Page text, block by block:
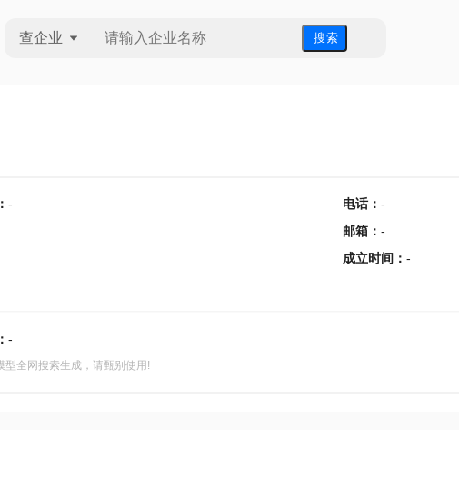
查企业 搜 索
- 电话： -
邮箱 ： -
成立时间 ： -
-
型全网搜索生成，请甄别使用!